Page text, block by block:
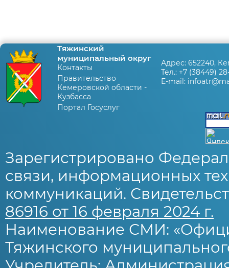
Тяжинский
муниципальный округ
Контакты
Правительство
Кемеровской области -
Кузбасса
Портал Госуслуг
Адрес: 652240,
Тел.: +7 (38449)
E-mail:
Зарегистрировано
связи, информационных
коммуникаций.
86916 от 16 февраля 2024 г.
Наименование СМИ:
Тяжинского